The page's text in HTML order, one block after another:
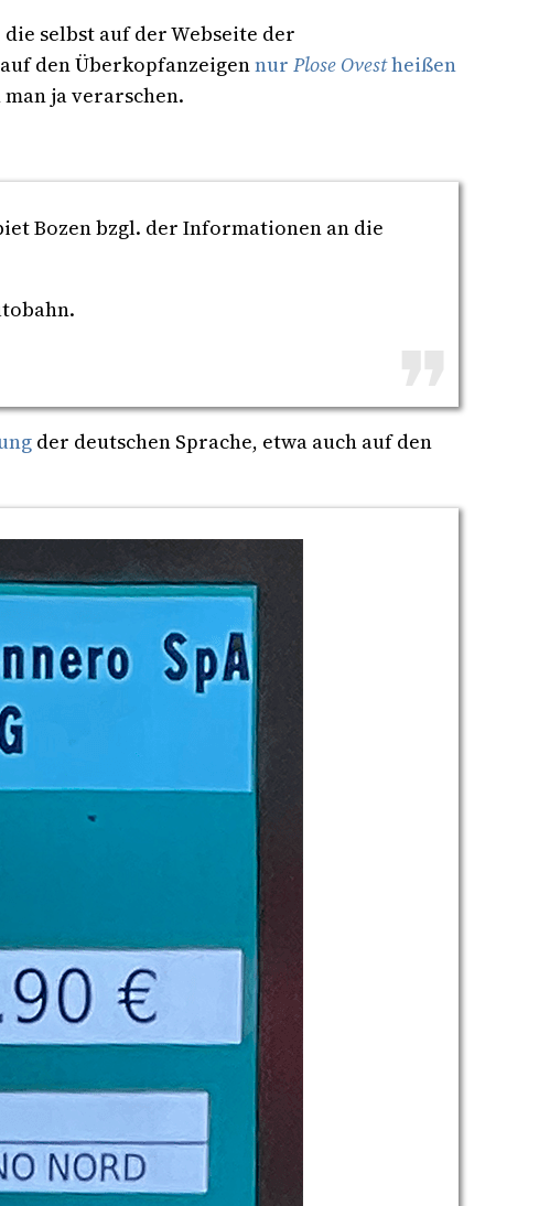
selbst auf der Webseite der
den Überkopfanzeigennur Plose Ovestheißen
ja verarschen.
Bozen bzgl. der Informationen an die
der deutschen Sprache, etwa auch auf den